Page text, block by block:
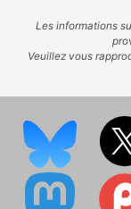
Les informations
Veuillez vous